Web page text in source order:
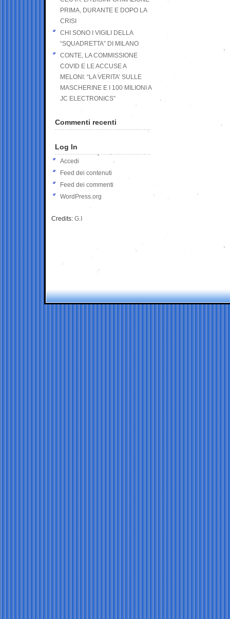
PRIMA, DURANTE E DOPO LA
CRISI
CHI SONO I VIGILI DELLA
“SQUADRETTA” DI MILANO
CONTE, LA COMMISSIONE
COVID E LE ACCUSE A
MELONI: “LA VERITA’ SULLE
MASCHERINE E I 100 MILIONI A
JC ELECTRONICS”
Commenti recenti
Log In
Accedi
Feed dei contenuti
Feed dei commenti
WordPress.org
Credits: G.I